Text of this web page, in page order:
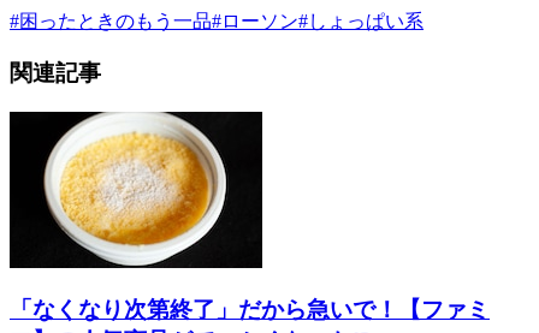
#困ったときのもう一品#ローソン#しょっぱい系
関連記事
「なくなり次第終了」だから急いで！【ファミ